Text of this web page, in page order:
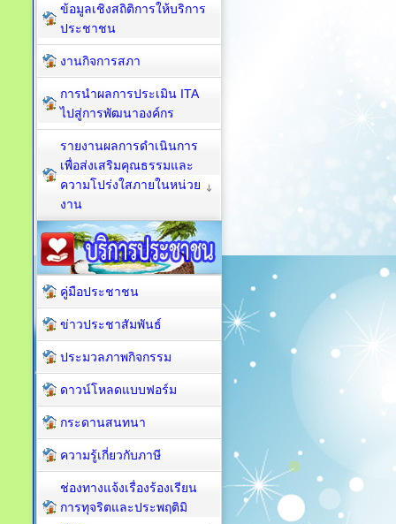
ข้อมูลเชิงสถิติการให้บริการ
ประชาชน
งานกิจการสภา
การนำผลการประเมิน ITA
ไปสู่การพัฒนาองค์กร
รายงานผลการดำเนินการ
เพื่อส่งเสริมคุณธรรมและ
ความโปร่งใสภายในหน่วย
งาน
คู่มือประชาชน
ข่าวประชาสัมพันธ์
ประมวลภาพกิจกรรม
ดาวน์โหลดแบบฟอร์ม
กระดานสนทนา
ความรู้เกี่ยวกับภาษี
ช่องทางแจ้งเรื่องร้องเรียน
การทุจริตและประพฤติมิ